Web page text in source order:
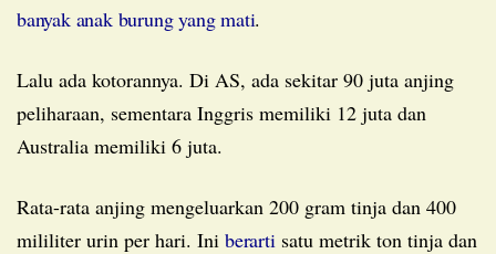
banyak anak burung yang mati.
Lalu ada kotorannya. Di AS, ada sekitar 90 juta anjing
peliharaan, sementara Inggris memiliki 12 juta dan
Australia memiliki 6 juta.
Rata-rata anjing mengeluarkan 200 gram tinja dan 400
mililiter urin per hari. Ini berarti satu metrik ton tinja dan